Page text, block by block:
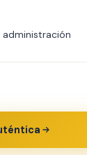
administración